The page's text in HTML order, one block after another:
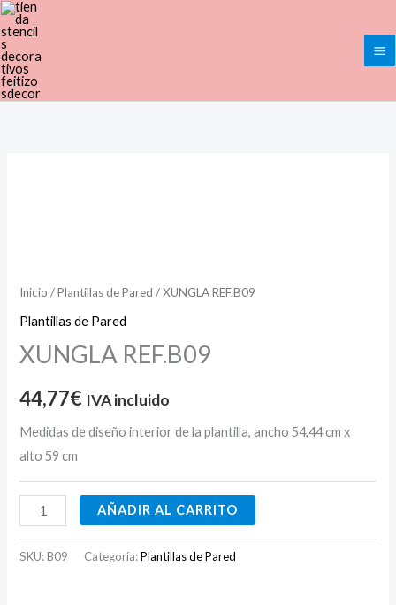
Ir
al
contenido
Inicio /Plantillas de Pared / XUNGLA REF.B09
Plantillas de Pared
XUNGLA REF.B09
44,77€ IVA incluido
Medidas de diseño interior de la plantilla, ancho 54,44 cm x
alto 59 cm
AÑADIR AL CARRITO
SKU:B09 Categoría:Plantillas de Pared